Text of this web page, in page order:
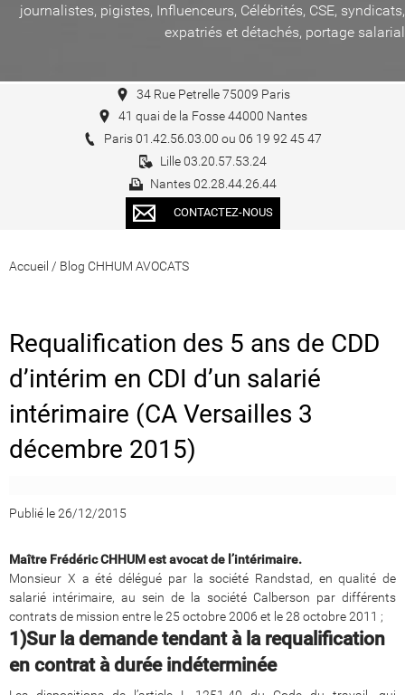
journalistes, pigistes, Influenceurs, Célébrités, CSE, syndicats,
expatriés et détachés, portage salarial
34 Rue Petrelle 75009 Paris
41 quai de la Fosse 44000 Nantes
Paris 01.42.56.03.00 ou 06 19 92 45 47
Lille 03.20.57.53.24
Nantes 02.28.44.26.44
CONTACTEZ-NOUS
Accueil / Blog CHHUM AVOCATS
Requalification des 5 ans de CDD
d’intérim en CDI d’un salarié
intérimaire (CA Versailles 3
décembre 2015)
Publié le 26/12/2015
Maître Frédéric CHHUM est avocat de l’intérimaire.
Monsieur X a été délégué par la société Randstad, en qualité de
salarié intérimaire, au sein de la société Calberson par différents
contrats de mission entre le 25 octobre 2006 et le 28 octobre 2011 ;
1)Sur la demande tendant à la requalification
en contrat à durée indéterminée